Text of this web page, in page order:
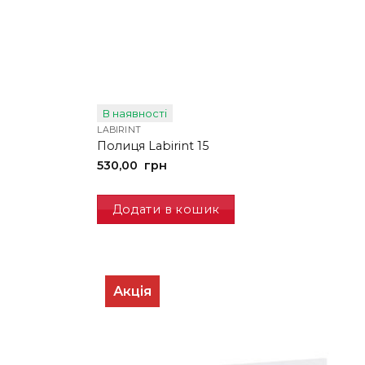
В наявності
LABIRINT
Полиця Labirint 15
530,00 грн
Додати в кошик
Акція